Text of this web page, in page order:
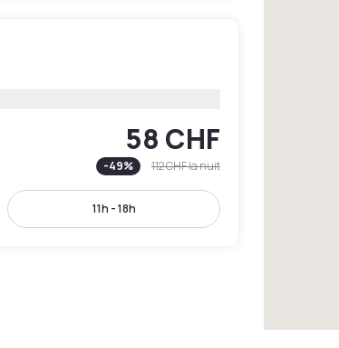
58 CHF
-49% 112 CHFla nuit
11h - 18h